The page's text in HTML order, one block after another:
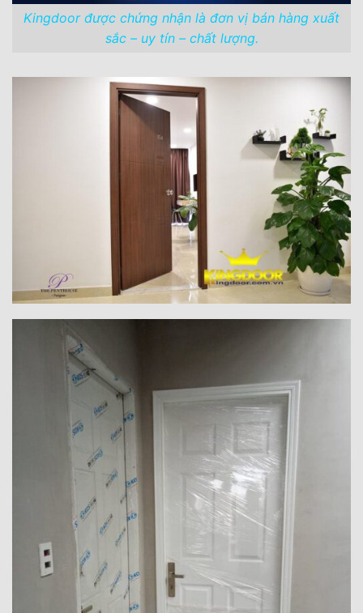
Kingdoor được chứng nhận là đơn vị bán hàng xuất
sắc – uy tín – chất lượng.